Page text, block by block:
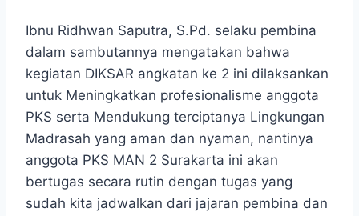
Ibnu Ridhwan Saputra, S.Pd. selaku pembina
dalam sambutannya mengatakan bahwa
kegiatan DIKSAR angkatan ke 2 ini dilaksankan
untuk Meningkatkan profesionalisme anggota
PKS serta Mendukung terciptanya Lingkungan
Madrasah yang aman dan nyaman, nantinya
anggota PKS MAN 2 Surakarta ini akan
bertugas secara rutin dengan tugas yang
sudah kita jadwalkan dari jajaran pembina dan